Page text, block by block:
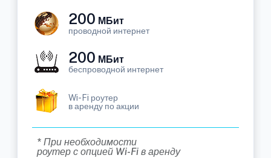
200 МБит
проводной интернет
200 МБит
беспроводной интернет
Wi-Fi роутер
в аренду по акции
* При необходимости
роутер с опцией Wi-Fi в аренду